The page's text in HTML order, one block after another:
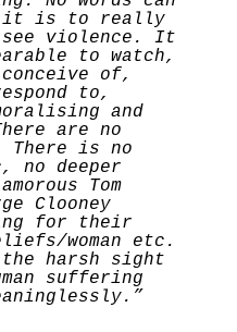
it is to really
see violence. It
to watch,
of,
to,
and
are no
There is no
no deeper
Tom
Clooney
for their
woman etc.
harsh sight
suffering